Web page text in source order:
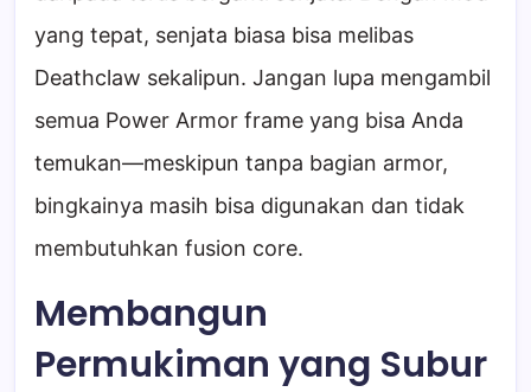
yang tepat, senjata biasa bisa melibas
Deathclaw sekalipun. Jangan lupa mengambil
semua Power Armor frame yang bisa Anda
temukan—meskipun tanpa bagian armor,
bingkainya masih bisa digunakan dan tidak
membutuhkan fusion core.
Membangun
Permukiman yang Subur